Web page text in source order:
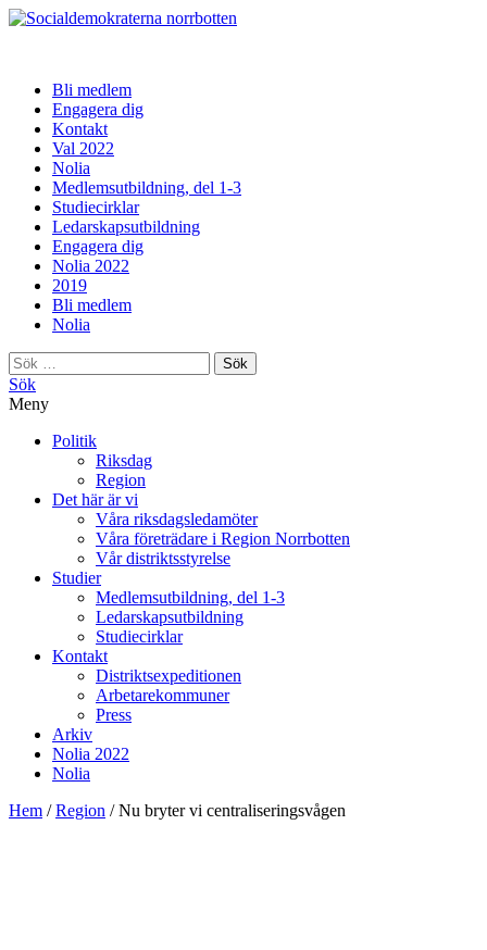
norrbotten
Bli medlem
Engagera dig
Kontakt
Val 2022
Nolia
Medlemsutbildning, del 1-3
Studiecirklar
Ledarskapsutbildning
Engagera dig
Nolia 2022
2019
Bli medlem
Nolia
Sök
efter:
Sök
Meny
Politik
Riksdag
Region
Det här är vi
Våra riksdagsledamöter
Våra företrädare i Region Norrbotten
Vår distriktsstyrelse
Studier
Medlemsutbildning, del 1-3
Ledarskapsutbildning
Studiecirklar
Kontakt
Distriktsexpeditionen
Arbetarekommuner
Press
Arkiv
Nolia 2022
Nolia
Hem /Region /Nu bryter vi centraliseringsvågen